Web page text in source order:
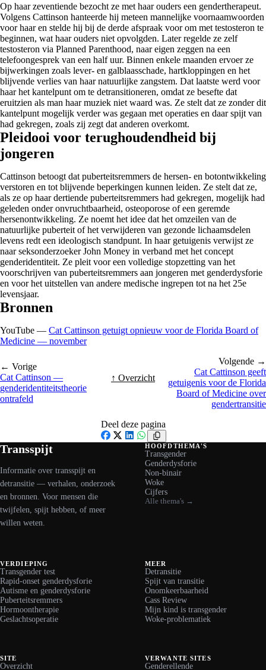
Op haar zeventiende bezocht ze met haar ouders een gendertherapeut.
Volgens Cattinson hanteerde hij meteen mannelijke voornaamwoorden
voor haar en stelde hij bij de derde afspraak voor om met testosteron te
beginnen, wat haar ouders niet opvolgden. Later regelde ze zelf
testosteron via Planned Parenthood, naar eigen zeggen na een
telefoongesprek van een half uur. Binnen enkele maanden ervoer ze
bijwerkingen zoals lever- en galblaasschade, hartkloppingen en het
blijvende verlies van haar natuurlijke zangstem. Dat laatste werd voor
haar het kantelpunt om te detransitioneren, omdat ze besefte dat
eruitzien als man haar muziek niet waard was. Ze stelt dat ze zonder dit
kantelpunt mogelijk verder was gegaan met operaties en daar spijt van
had gekregen, zoals zij zegt dat anderen overkomt.
Pleidooi voor terughoudendheid bij
jongeren
Cattinson betoogt dat puberteitsremmers de hersen- en botontwikkeling
verstoren en tot blijvende beperkingen kunnen leiden. Ze stelt dat ze,
als ze op haar dertiende puberteitsremmers had gekregen, mogelijk had
geleden onder onvruchtbaarheid, osteoporose of een geremde
hersenontwikkeling. Ze noemt het idee dat het omzeilen van de
natuurlijke puberteit of het verwijderen van gezonde lichaamsdelen
levens redt een ideologisch standpunt. In haar getuigenis verwijst ze
naar seksonderzoeker John Money in verband met het concept
genderidentiteit. Ze pleit voor een volledige stopzetting van het
voorschrijven van puberteitsremmers aan jongeren met genderdysforie
en voor het uitstellen van andere medische ingrepen tot na het 25e
levensjaar.
Bronnen
YouTube — Cat Cattinson getuigt opnieuw voor de Florida Board of
Medicine — november
← Vorige
Cat Cattinson —
genderidentiteitstheorie
ontrafeld
↑ Overzicht
Volgende →
Cat Cattinson geeft
getuigenis voor de Florida
Board of Medicine over
gendertransitie
Deel deze pagina
Facebook
X LinkedIn
WhatsApp
Transspijt
Informatie over transspijt en
detransitie — verhalen, onderzoek
en bronnen. Voor mensen die
twijfelen, spijt hebben, of meer
willen weten.
HOOFDTHEMA'S
Transgender
Genderdysforie
Non-binair
Woke
Cijfers
Alle thema's →
VERDIEPING
Transgender test
Rapid-onset genderdysforie
Autisme en genderdysforie
Puberteitsremmers
Hormoontherapie
Geslachtsoperatie
MEER
Detransitie
Spijt van transitie
Onomkeerbaarheid
Cass Review
Mijn kind is transgender
Woke-problematiek
SITE
Overzicht
VERWANTE SITES
Genderellende